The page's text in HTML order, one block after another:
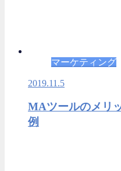
マーケティング
2019.11.5
MAツールのメリ
例